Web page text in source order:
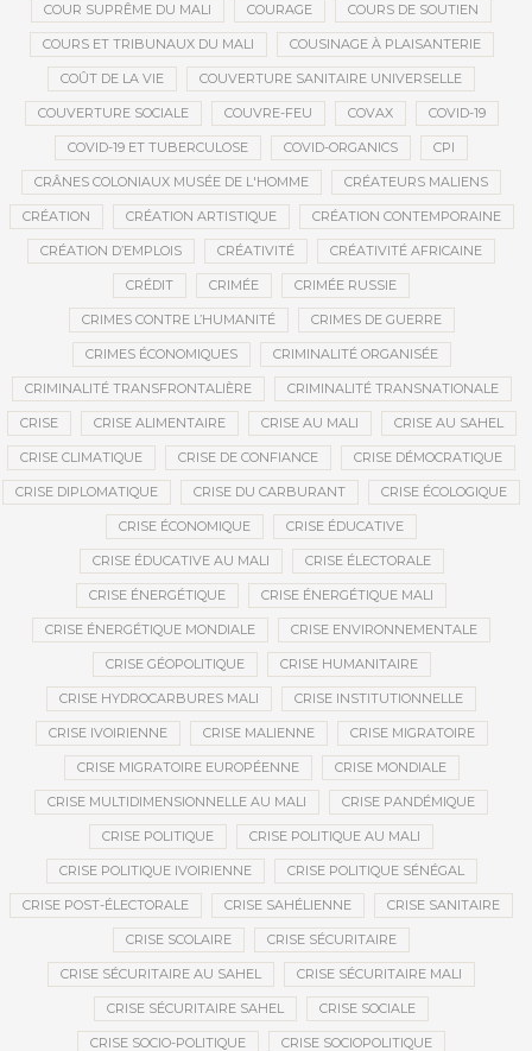
COUR SUPRÊME DU MALI COURAGE COURS DE SOUTIEN
COURS ET TRIBUNAUX DU MALI COUSINAGE À PLAISANTERIE
COÛT DE LA VIE COUVERTURE SANITAIRE UNIVERSELLE
COUVERTURE SOCIALE COUVRE-FEU COVAX COVID-19
COVID-19 ET TUBERCULOSE COVID-ORGANICS CPI
CRÂNES COLONIAUX MUSÉE DE L'HOMME CRÉATEURS MALIENS
CRÉATION CRÉATION ARTISTIQUE CRÉATION CONTEMPORAINE
CRÉATION D’EMPLOIS CRÉATIVITÉ CRÉATIVITÉ AFRICAINE
CRÉDIT CRIMÉE CRIMÉE RUSSIE
CRIMES CONTRE L’HUMANITÉ CRIMES DE GUERRE
CRIMES ÉCONOMIQUES CRIMINALITÉ ORGANISÉE
CRIMINALITÉ TRANSFRONTALIÈRE CRIMINALITÉ TRANSNATIONALE
CRISE CRISE ALIMENTAIRE CRISE AU MALI CRISE AU SAHEL
CRISE CLIMATIQUE CRISE DE CONFIANCE CRISE DÉMOCRATIQUE
CRISE DIPLOMATIQUE CRISE DU CARBURANT CRISE ÉCOLOGIQUE
CRISE ÉCONOMIQUE CRISE ÉDUCATIVE
CRISE ÉDUCATIVE AU MALI CRISE ÉLECTORALE
CRISE ÉNERGÉTIQUE CRISE ÉNERGÉTIQUE MALI
CRISE ÉNERGÉTIQUE MONDIALE CRISE ENVIRONNEMENTALE
CRISE GÉOPOLITIQUE CRISE HUMANITAIRE
CRISE HYDROCARBURES MALI CRISE INSTITUTIONNELLE
CRISE IVOIRIENNE CRISE MALIENNE CRISE MIGRATOIRE
CRISE MIGRATOIRE EUROPÉENNE CRISE MONDIALE
CRISE MULTIDIMENSIONNELLE AU MALI CRISE PANDÉMIQUE
CRISE POLITIQUE CRISE POLITIQUE AU MALI
CRISE POLITIQUE IVOIRIENNE CRISE POLITIQUE SÉNÉGAL
CRISE POST-ÉLECTORALE CRISE SAHÉLIENNE CRISE SANITAIRE
CRISE SCOLAIRE CRISE SÉCURITAIRE
CRISE SÉCURITAIRE AU SAHEL CRISE SÉCURITAIRE MALI
CRISE SÉCURITAIRE SAHEL CRISE SOCIALE
CRISE SOCIO-POLITIQUE CRISE SOCIOPOLITIQUE